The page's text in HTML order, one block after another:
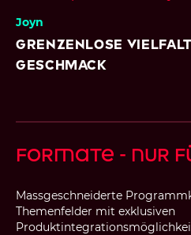
Joyn
Grenzenlose
Geschmack
Formate - nur
Massgeschneiderte
Themenfelder mit exklusiven